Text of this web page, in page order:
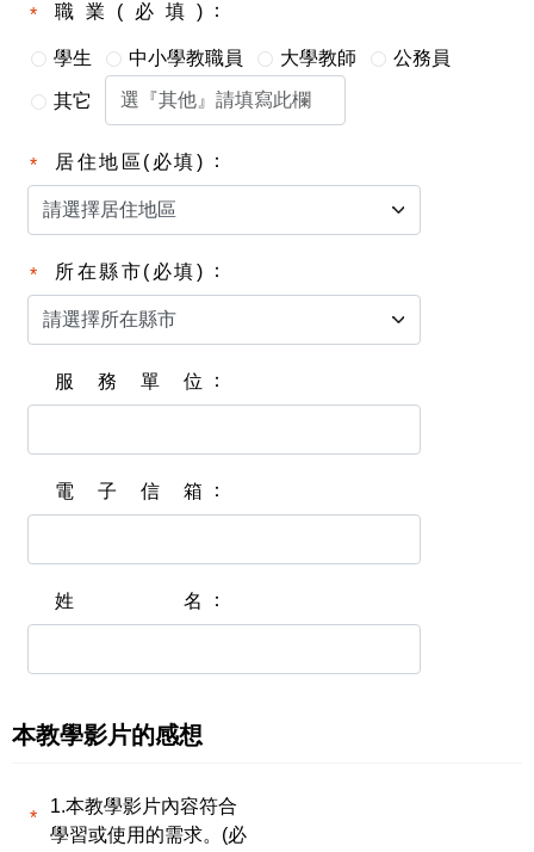
職業(必填)
學生 中小學教職員 大學教師 公務員
其它
居住地區(必填)
所在縣市(必填)
服務單位
電子信箱
姓名
本教學影片的感想
1.本教學影片內容符合
學習或使用的需求。(必